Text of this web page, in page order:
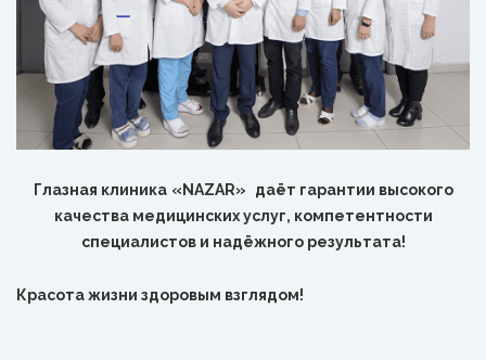
Глазная клиника «NAZAR»
даёт гарантии высокого
качества медицинских услуг, компетентности
специалистов и надёжного результата!
Красота жизни здоровым взглядом!